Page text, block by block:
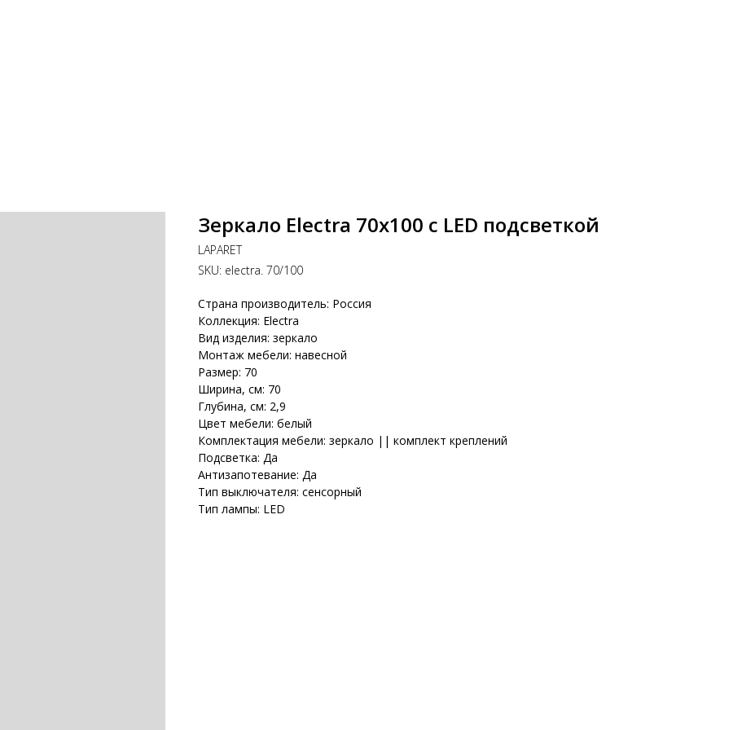
Зеркало Electra 70х100 с LED подсветкой
LAPARET
SKU: electra. 70/100
Страна производитель: Россия
Коллекция: Electra
Вид изделия: зеркало
Монтаж мебели: навесной
Размер: 70
Ширина, см: 70
Глубина, см: 2,9
Цвет мебели: белый
Комплектация мебели: зеркало || комплект креплений
Подсветка: Да
Антизапотевание: Да
Тип выключателя: сенсорный
Тип лампы: LED